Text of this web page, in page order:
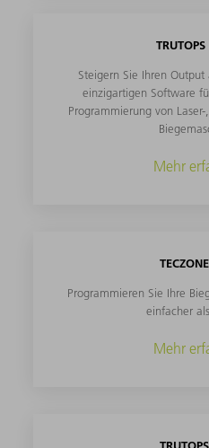
Steigern Sie Ihren
einzigartigen Software
Programmierung von
Mehr
Programmieren Sie Ihre
einfacher
Mehr